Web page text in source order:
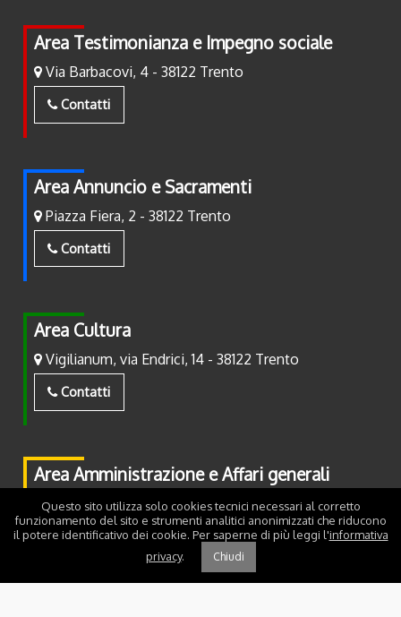
Area Testimonianza e Impegno sociale
Via Barbacovi, 4 - 38122 Trento
Contatti
Area Annuncio e Sacramenti
Piazza Fiera, 2 - 38122 Trento
Contatti
Area Cultura
Vigilianum, via Endrici, 14 - 38122 Trento
Contatti
Area Amministrazione e Affari generali
Piazza Fiera, 2 - 38122 Trento
Contatti
Questo sito utilizza solo cookies tecnici necessari al corretto
funzionamento del sito e strumenti analitici anonimizzati che riducono
il potere identificativo dei cookie. Per saperne di più leggi l'informativa
privacy. Chiudi